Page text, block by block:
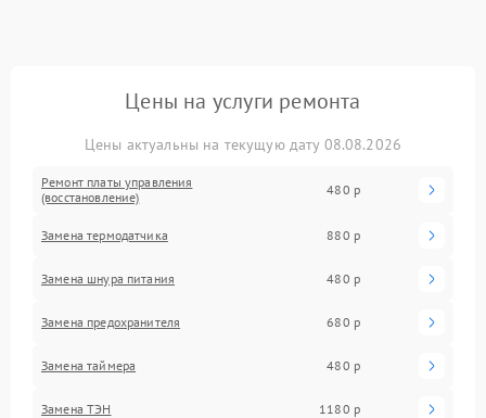
Цены на услуги ремонта
Цены актуальны на текущую дату 08.08.2026
Ремонт платы управления
(восстановление)
480 р
Замена термодатчика 880 р
Замена шнура питания 480 р
Замена предохранителя 680 р
Замена таймера 480 р
Замена ТЭН 1180 р